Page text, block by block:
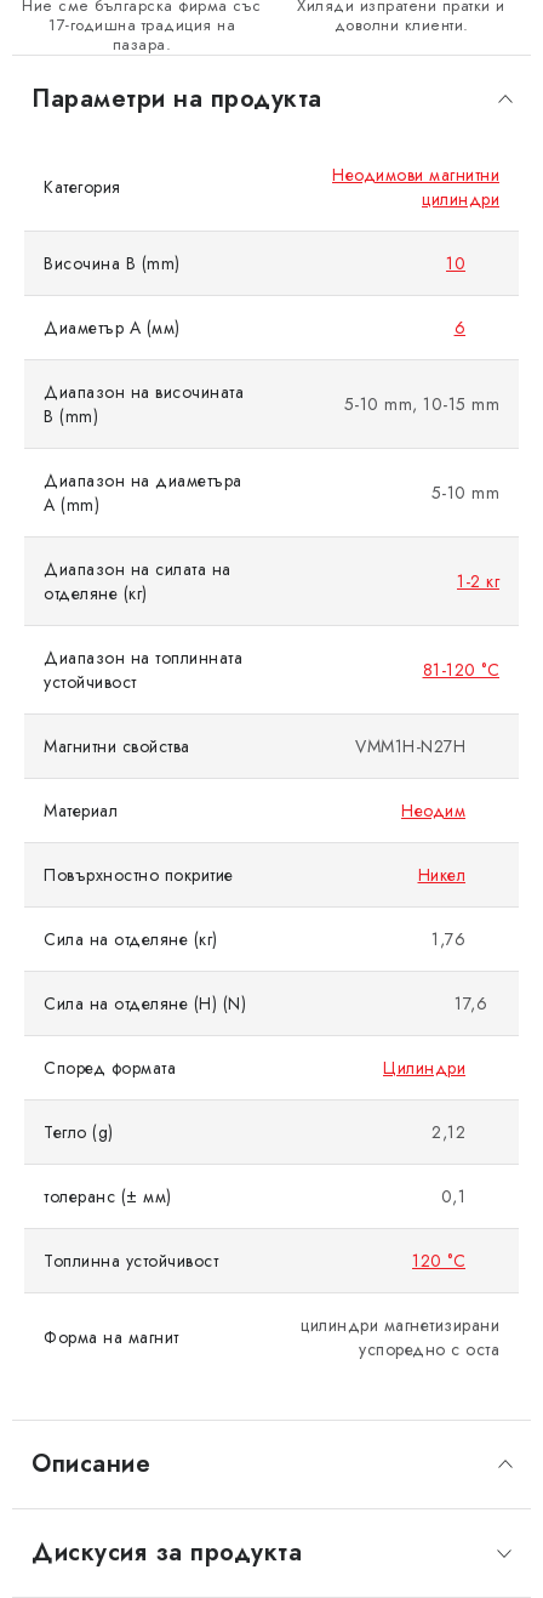
Ние сме българска фирма със
17-годишна традиция на
пазара.
Хиляди изпратени пратки и
доволни клиенти.
Описание
Параметри на продукта
Категория
Неодимови магнитни
цилиндри
Височина B (mm) 10
Диаметър A (мм) 6
Диапазон на височината
B (mm)
5-10 mm, 10-15 mm
Диапазон на диаметъра
A (mm)
5-10 mm
Диапазон на силата на
отделяне (кг)
1-2 кг
Диапазон на топлинната
устойчивост
81-120 °C
Магнитни свойства VMM1H-N27H
Материал Неодим
Повърхностно покритие Никел
Сила на отделяне (кг) 1,76
Сила на отделяне (Н) (N) 17,6
Според формата Цилиндри
Тегло (g) 2,12
толеранс (± мм) 0,1
Топлинна устойчивост 120 °C
Форма на магнит
цилиндри магнетизирани
успоредно с оста
Дискусия за продукта